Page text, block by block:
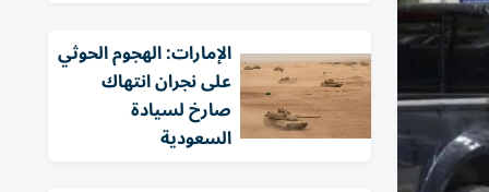
الإمارات: الهجوم الحوثي
على نجران انتهاك
صارخ لسيادة
السعودية